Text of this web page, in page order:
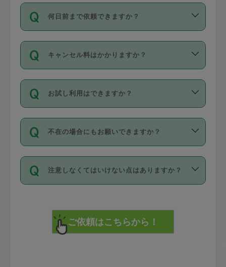
時間も被らない場合、損害保険の対象外
社員など様々なバックグラウンドの方が
登録しています。
日本語も話せる方など様々です。
ールに記載していますので、各自の得意
を依頼してください。
確認しています。タスカジさんトレーニ
ング動画を使ったセルフトレーニングの
現場トライアルを受け、合格したタスカ
ジさんが活動されています。
※テストセンターの講評は１件目のレビュ
参考
【詳細】タスカジさんの登録に際
依頼者とタスカジさんとの間でタスカジ
を通して成立した作業時間内での作業に
適用されます。作業範囲は、掃除、洗
です。作業中に物を壊したり、人にけが
をさせたりした場合が対象で、補償金額
す。
写真を撮り、
詳細FAQ：
損害賠償保険について教えて
何日前まで依頼できますか？
ご依頼は、現在を起点に3日後（72時間
以降）の日時から受付可能となっていま
す。
タスカジさんへ「募集」をかけることが
可能です。
キャンセル料はかかりますか？
キャンセル料には、以下の2種類がありま
す。
1. 直前キャンセル（定期、スポット契約
共通）
72時間を超える※と、以下のキャンセル
料が発生します。
直前キャンセル料：
72時間前〜24時間前＝依頼料金の50%
お試し利用はできますか？
「お試し利用」というメニューはありま
せんが、「一回のみ」依頼を活用するこ
とによって、気に入ったタスカジさんを
まず、条件の合う気になるタスカジさ
みてください。
その後、一番気に入ったタスカジさんに
不在の場合にもお願いできますか？
不在の場合の作業はタスカジさんの同意
が必要です。数回の依頼ののち、タスカ
ジさんと依頼者の間で十分な信頼関係が
てください。
不在時に部屋に入るためにタスカジさん
注意しなくてはいけない点はありますか？
で、必ず鍵のかかるロッカーや金庫に入
れて依頼者の責任の元管理するよう心掛
けてください。